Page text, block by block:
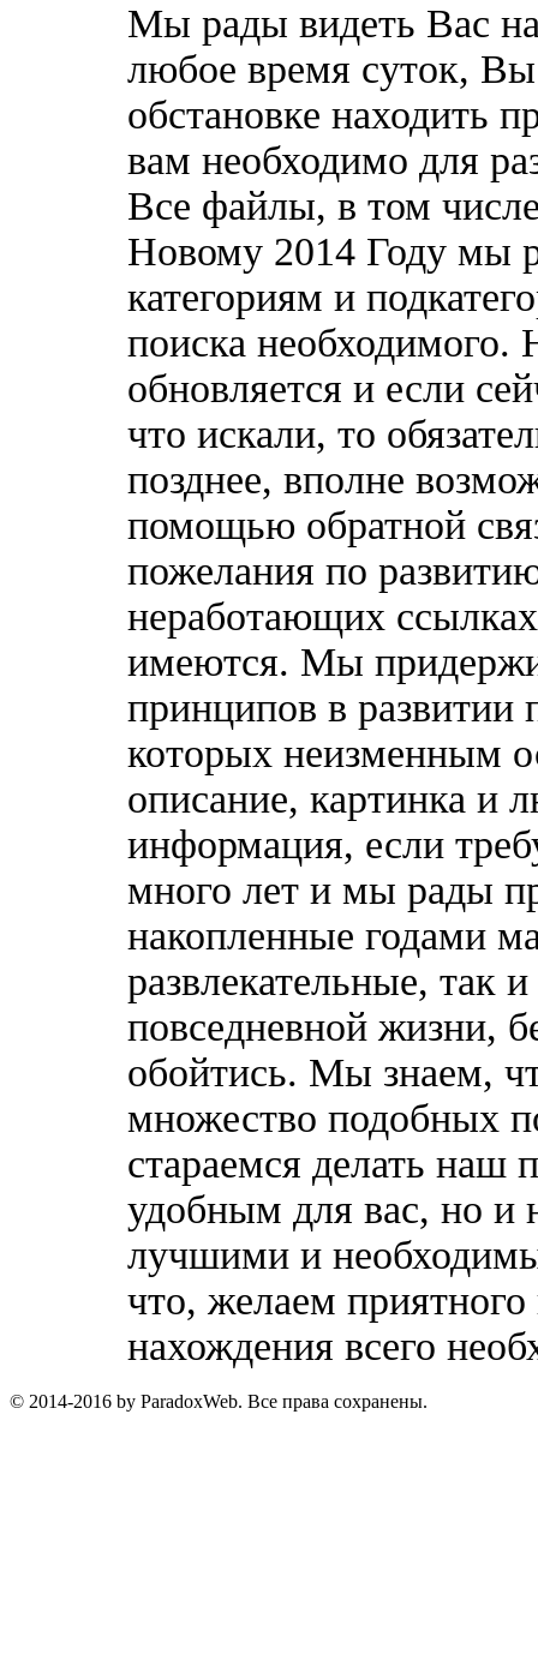
Мы рады видеть Вас
любое время суток,
обстановке находить
вам необходимо для
Все файлы, в том
Новому 2014 Году мы
категориям и
поиска необходимого.
обновляется и если
что искали, то
позднее, вполне
помощью обратной
пожелания по
неработающих
имеются. Мы
принципов в развитии
которых неизменным
описание, картинка и
информация, если
много лет и мы рады
накопленные годами
развлекательные, так
повседневной жизни,
обойтись. Мы знаем,
множество подобных
стараемся делать наш
удобным для вас, но и
лучшими и
что, желаем
нахождения всего
© 2014-2016 by ParadoxWeb. Все права сохранены.